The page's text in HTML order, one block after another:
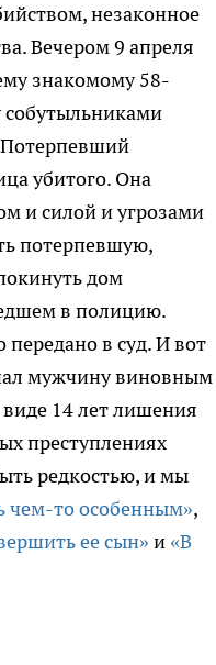
незаконное
Вечером 9 апреля
знакомому 58-
Потерпевший
убитого. Она
и силой и угрозами
потерпевшую,
дом
в полицию.
в суд. И вот
мужчину виновным
14 лет лишения
преступлениях
редкостью, и мы
чем-то особенным»,
ее сын» и «В